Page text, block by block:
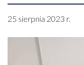
25 sierpnia 2023 r.